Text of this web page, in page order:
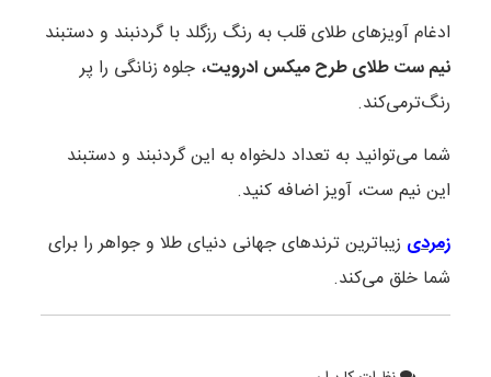
ادغام آویزهای طلای قلب به رنگ رزگلد با گردنبند و دستبند
نیم ست طلای طرح میکس ادرویت، جلوه زنانگی را پر
رنگ‌ترمی‌کند.
شما می‌توانید به تعداد دلخواه به این گردنبند و دستبند
این نیم ست، آویز اضافه کنید.
زمردی زیباترین ترندهای جهانی دنیای طلا و جواهر را برای
شما خلق می‌کند.